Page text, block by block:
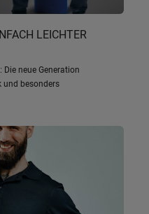
LEICHTER
neue Generation
und besonders